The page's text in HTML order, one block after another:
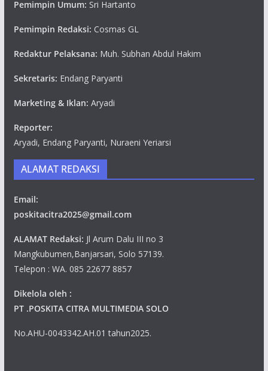
Pemimpin Umum: Sri Hartanto
Pemimpin Redaksi: Cosmas GL
Redaktur Pelaksana: Muh. Subhan Abdul Hakim
Sekretaris: Endang Paryanti
Marketing & Iklan: Aryadi
Reporter:
Aryadi, Endang Paryanti, Nuraeni Yeriarsi
ALAMAT REDAKSI
Email:
poskitacitra2025@gmail.com
ALAMAT Redaksi: Jl Arum Dalu III no 3
Mangkubumen,Banjarsari, Solo 57139.
Telepon : WA. 085 22677 8857
Dikelola oleh :
PT .POSKITA CITRA MULTIMEDIA SOLO
No.AHU-0043342.AH.01 tahun2025.